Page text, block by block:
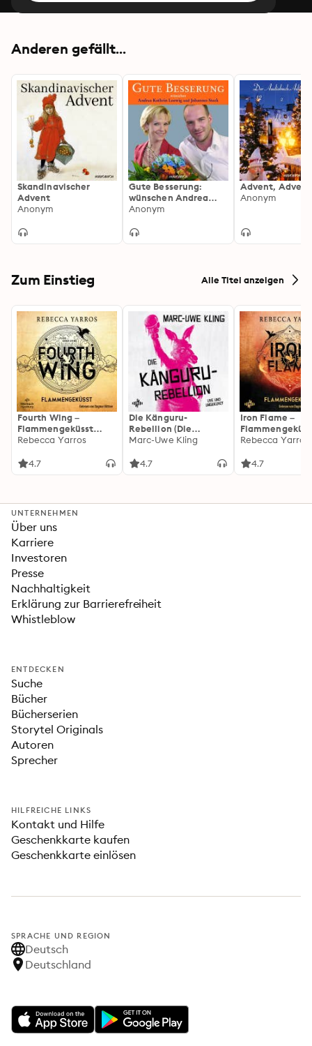
Anderen gefällt...
Skandinavischer
Advent
Anonym
Gute Besserung:
wünschen Andrea
Kathrin Loewig und
Anonym
Advent, Advent
Anonym
Zum Einstieg Alle Titel anzeigen
Fourth Wing –
Flammengeküsst
(Flammengeküsst-
Rebecca Yarros
4.7
Die Känguru-
Rebellion (Die
Känguru-Werke 5)
Marc-Uwe Kling
4.7
Iron Flame –
heißersehnte
Rebecca Yarros
4.7
UNTERNEHMEN
Über uns
Karriere
Investoren
Presse
Nachhaltigkeit
Erklärung zur Barrierefreiheit
Whistleblow
ENTDECKEN
Suche
Bücher
Bücherserien
Storytel Originals
Autoren
Sprecher
HILFREICHE LINKS
Kontakt und Hilfe
Geschenkkarte kaufen
Geschenkkarte einlösen
SPRACHE UND REGION
Deutsch
Deutschland